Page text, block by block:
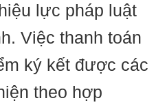
lực pháp luật
Việc thanh toán
ký kết được các
theo hợp